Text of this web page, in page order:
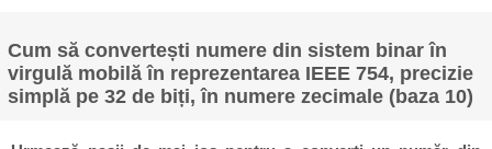
Cum să convertești numere din sistem binar în
virgulă mobilă în reprezentarea IEEE 754, precizie
simplă pe 32 de biți, în numere zecimale (baza 10)